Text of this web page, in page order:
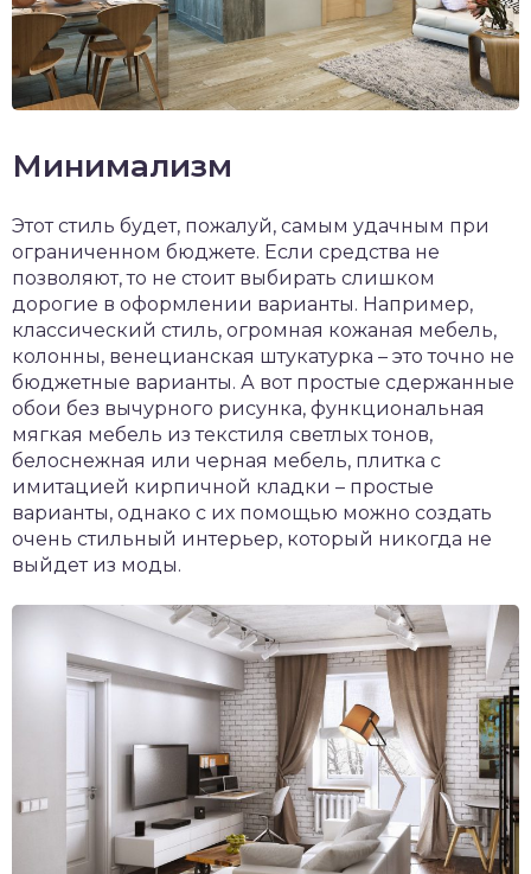
Минимализм
Этот стиль будет, пожалуй, самым удачным при
ограниченном бюджете. Если средства не
позволяют, то не стоит выбирать слишком
дорогие в оформлении варианты. Например,
классический стиль, огромная кожаная мебель,
колонны, венецианская штукатурка – это точно не
бюджетные варианты. А вот простые сдержанные
обои без вычурного рисунка, функциональная
мягкая мебель из текстиля светлых тонов,
белоснежная или черная мебель, плитка с
имитацией кирпичной кладки – простые
варианты, однако с их помощью можно создать
очень стильный интерьер, который никогда не
выйдет из моды.